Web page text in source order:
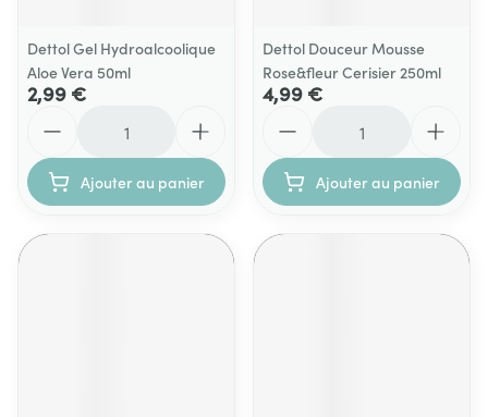
Dettol Gel Hydroalcoolique
Aloe Vera 50ml
2,99 €
Ajouter au panier
Dettol Douceur Mousse
Rose&fleur Cerisier 250ml
4,99 €
Ajouter au panier